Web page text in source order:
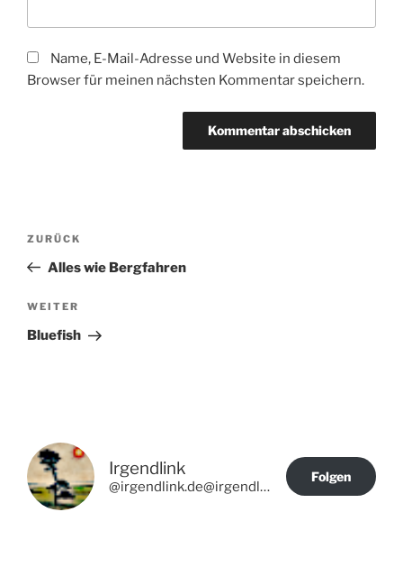
Name, E-Mail-Adresse und Website in diesem
Browser für meinen nächsten Kommentar speichern.
Beitragsnavigation
Vorheriger
Beitrag
ZURÜCK
Alles wie Bergfahren
Nächster
Beitrag
WEITER
Bluefish
Irgendlink
@irgendlink.de@irgendlink.de
Folgen